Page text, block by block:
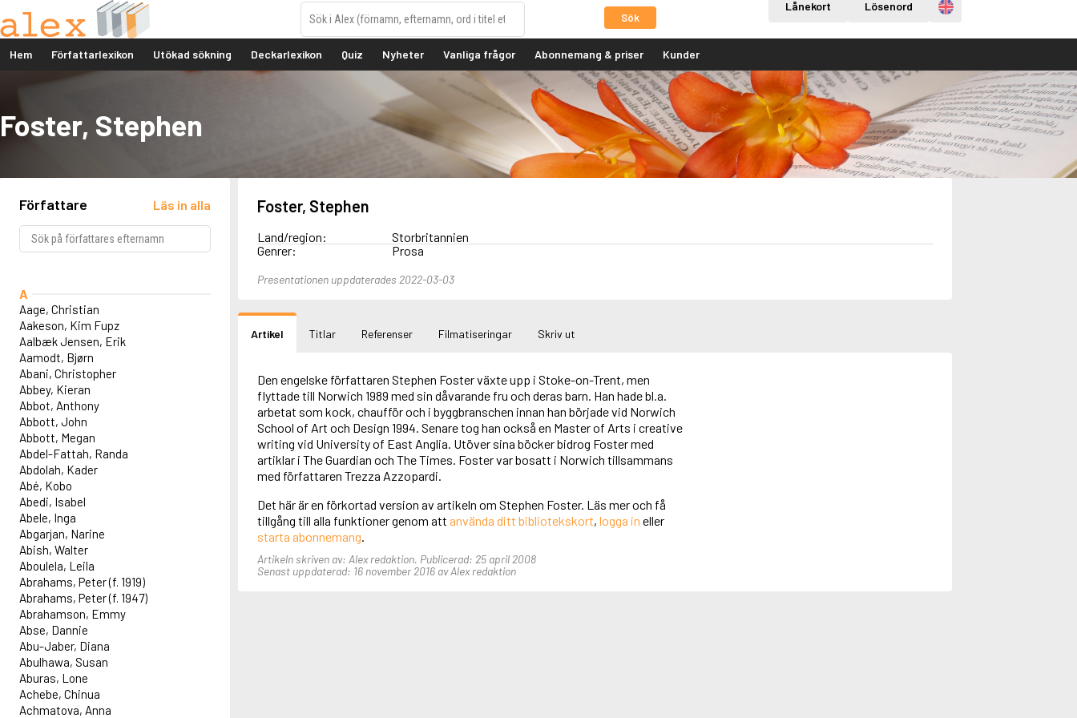
Sök
Lånekort Lösenord Engelska
Hem Författarlexikon Utökad sökning Deckarlexikon Quiz Nyheter Vanliga frågor Abonnemang & priser Kunder
Foster, Stephen
Författare Läs in alla
A
Aage, Christian
Aakeson, Kim Fupz
Aalbæk Jensen, Erik
Aamodt, Bjørn
Abani, Christopher
Abbey, Kieran
Abbot, Anthony
Abbott, John
Abbott, Megan
Abdel-Fattah, Randa
Abdolah, Kader
Abé, Kobo
Abedi, Isabel
Abele, Inga
Abgarjan, Narine
Abish, Walter
Aboulela, Leila
Abrahams, Peter (f. 1919)
Abrahams, Peter (f. 1947)
Abrahamson, Emmy
Abse, Dannie
Abu-Jaber, Diana
Abulhawa, Susan
Aburas, Lone
Achebe, Chinua
Achmatova, Anna
Foster, Stephen
Land/region:
Storbritannien
Genrer:
Prosa
Presentationen uppdaterades 2022-03-03
Artikel Titlar Referenser Filmatiseringar Skriv ut
Den engelske författaren Stephen Foster växte upp i Stoke-on-Trent, men
flyttade till Norwich 1989 med sin dåvarande fru och deras barn. Han hade bl.a.
arbetat som kock, chaufför och i byggbranschen innan han började vid Norwich
School of Art och Design 1994. Senare tog han också en Master of Arts i creative
writing vid University of East Anglia. Utöver sina böcker bidrog Foster med
artiklar i The Guardian och The Times. Foster var bosatt i Norwich tillsammans
med författaren Trezza Azzopardi.
Det här är en förkortad version av artikeln om Stephen Foster. Läs mer och få
tillgång till alla funktioner genom att använda ditt bibliotekskort, logga in eller
starta abonnemang.
Artikeln skriven av: Alex redaktion. Publicerad: 25 april 2008
Senast uppdaterad: 16 november 2016 av Alex redaktion